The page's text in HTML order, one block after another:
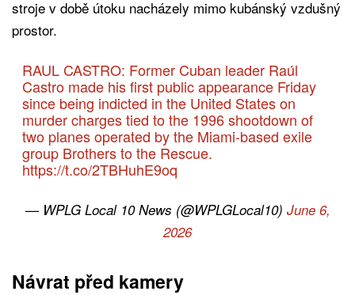
stroje v době útoku nacházely mimo kubánský vzdušný
prostor.
RAUL CASTRO: Former Cuban leader Raúl
Castro made his first public appearance Friday
since being indicted in the United States on
murder charges tied to the 1996 shootdown of
two planes operated by the Miami-based exile
group Brothers to the Rescue.
https://t.co/2TBHuhE9oq
— WPLG Local 10 News (@WPLGLocal10) June 6,
2026
Návrat před kamery